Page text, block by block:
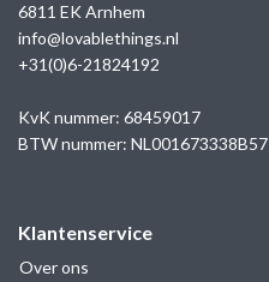
6811 EK Arnhem
info@lovablethings.nl
+31(0)6-21824192
KvK nummer: 68459017
BTW nummer: NL001673338B57
Klantenservice
Over ons